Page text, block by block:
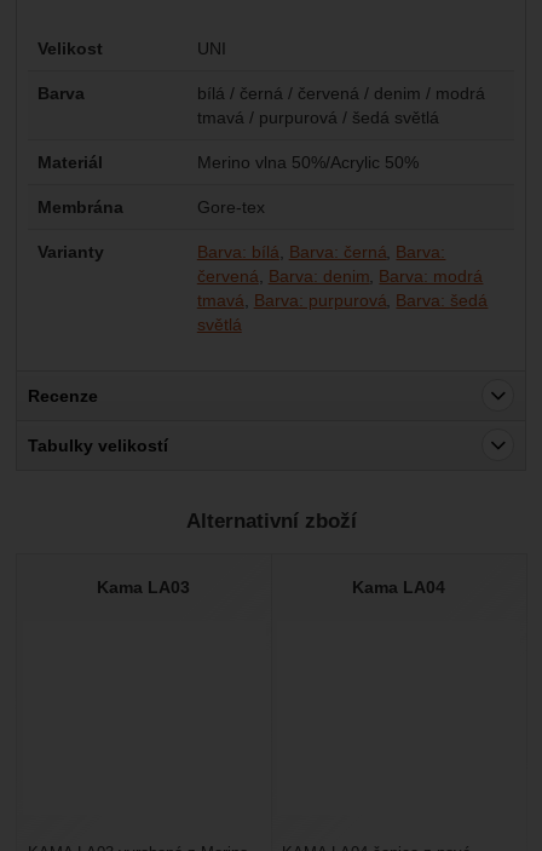
Parametry
Velikost UNI
Barva
bílá / černá / červená / denim / modrá
tmavá / purpurová / šedá světlá
Materiál Merino vlna 50%/Acrylic 50%
Membrána Gore-tex
Varianty Barva: bílá Barva: černá Barva:
červená
Barva: denim Barva: modrá
tmavá
Barva: purpurová Barva: šedá
světlá
Recenze
Nebyla přidána žádná recenze.
Tabulky velikostí
Alternativní zboží
Kama LA03 Kama LA04